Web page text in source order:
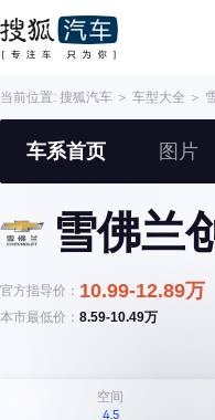
当前位置: 搜狐汽车 ＞ 车型大全 ＞
车系首页 图片
雪佛兰
官方指导价： 10.99-12.89万
本市最低价： 8.59-10.49万